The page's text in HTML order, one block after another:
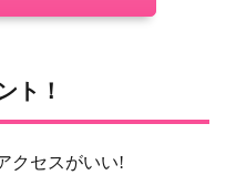
ト！
クセスがいい!